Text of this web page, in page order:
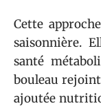
Cette
saisonnière.
santé
bouleau
ajoutée